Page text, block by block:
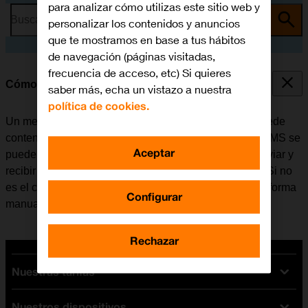
Busca por problema o tema
Cómo configurar el móvil para MMS
Un mensaje multimedia (MMS) es un mensaje que puede
contener imágenes y otros archivos multimedia. Los MMS se
pueden enviar a otros teléfonos móviles. Se puede enviar y
recibir MMS una vez se haya insertado la tarjeta SIM. Si no
es el caso, se puede configurar el móvil para MMS de forma
manual.
Nuestras tarifas
para analizar cómo utilizas este sitio web y
personalizar los contenidos y anuncios
que te mostramos en base a tus hábitos
de navegación (páginas visitadas,
frecuencia de acceso, etc) Si quieres
saber más, echa un vistazo a nuestra
política de cookies.
Configurar
Rechazar
Aceptar